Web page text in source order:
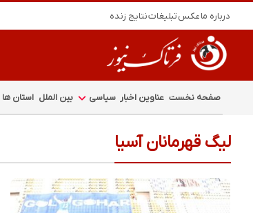
درباره ماعکستبلیغاتنتایج زنده
صفحه نخست عناوین اخبار سیاسی بین الملل استان ها
لیگ قهرمانان آسیا